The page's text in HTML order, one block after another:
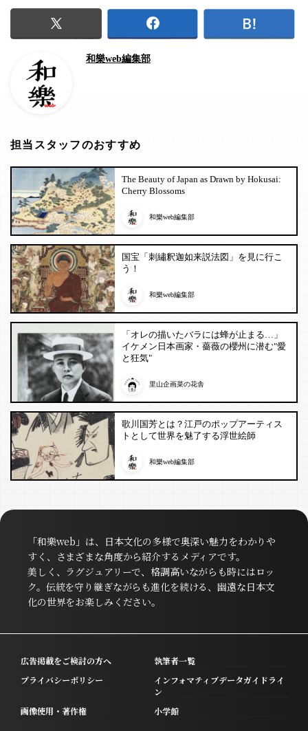
和樂web編集部
担当スタッフのおすすめ
The Beauty of Japan as Drawn by Hokusai:
Cherry Blossoms
和樂web編集部
国宝「刺繡釈迦如来説法図」を見に行こ
う！
和樂web編集部
「オレの描いたバラには蜂が止まる…」
イケメン日本画家・薔薇の櫻州に潜む"愛
と狂気"
里山企画菜の花舎
歌川国芳とは？江戸のポップアーティス
トとして世界を魅了する浮世絵師
和樂web編集部
「和樂web」は、日本文化の多様で奥深い魅力をわかりや
すく、さまざまな角度から紹介するメディアです。
美しく、ラグジュアリーで、格調高いながらも時にはロッ
ク。伝統を守り継ぎながらも進化を続ける、幽遠な日本文
化の世界をお楽しみください。
広告掲載をご検討の方へ
執筆者一覧
プライバシーポリシー
インフォマティブデータガイドライ
ン
画像使用・著作権
小学館